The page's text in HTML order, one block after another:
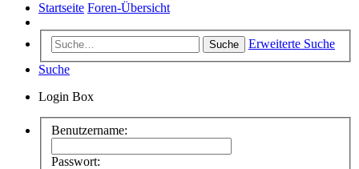
Startseite Foren-Übersicht
Suche
Erweiterte Suche
Suche
Login Box
Benutzername:
Passwort: